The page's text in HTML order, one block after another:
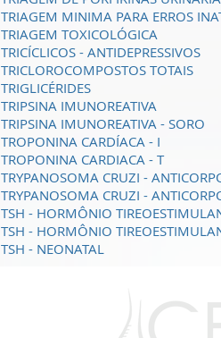
TRIAGEM MINIMA PARA ERROS
TRIAGEM TOXICOLÓGICA
TRICÍCLICOS - ANTIDEPRESSIVOS
TRICLOROCOMPOSTOS TOTAIS
TRIGLICÉRIDES
TRIPSINA IMUNOREATIVA
TRIPSINA IMUNOREATIVA - SORO
TROPONINA CARDÍACA - I
TROPONINA CARDIACA - T
TRYPANOSOMA CRUZI -
TRYPANOSOMA CRUZI -
TSH - HORMÔNIO
TSH - HORMÔNIO
TSH - NEONATAL